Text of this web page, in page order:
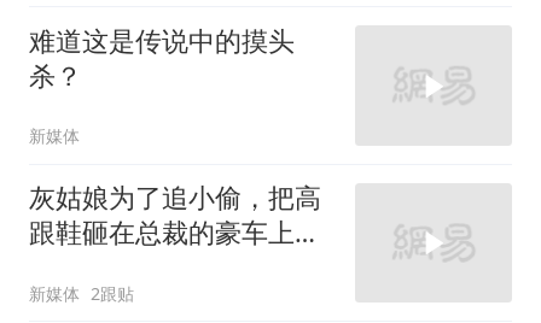
难道这是传说中的摸头
杀？
新媒体
灰姑娘为了追小偷，把高
跟鞋砸在总裁的豪车上，
新媒体 2跟贴